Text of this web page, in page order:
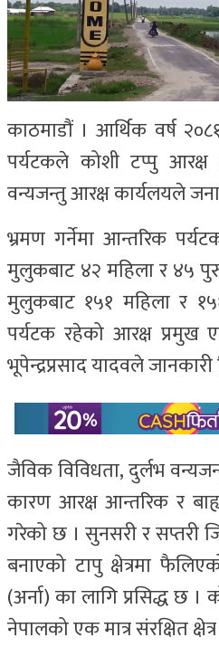
काठमाडौं । आर्थिक वर्ष
पर्यटकले कोशी टप्पु
वन्यजन्तु आरक्ष कार्यलयले
भ्रमण गर्नेमा आन्तरिक
मुलुकबाट ४२ महिला र ४५
मुलुकबाट १५१ महिला र
पर्यटक रहेको आरक्ष प्रमुख
भूपेन्द्रप्रसाद यादवले जानकारी
जैविक विविधता, दुर्लभ
कारण आरक्ष आन्तरिक र
गरेको छ । सुनसरी र सप्तरी
बनाएको टापु क्षेत्रमा
(अर्ना) का लागि प्रसिद्ध छ ।
नेपालको एक मात्र संरक्षित